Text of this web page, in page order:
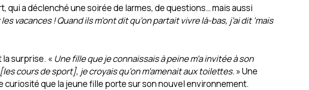
qui a déclenché une soirée de larmes, de questions… mais aussi
vacances ! Quand ils m’ont dit qu’on partait vivre là-bas, j’ai dit ‘mais
la surprise. « Une fille que je connaissais à peine m’a invitée à son
cours de sport], je croyais qu’on m’amenait aux toilettes. » Une
curiosité que la jeune fille porte sur son nouvel environnement.